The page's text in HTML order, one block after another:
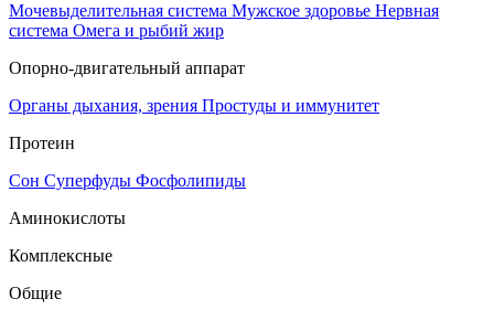
Мочевыделительная система Мужское здоровье Нервная
система Омега и рыбий жир
Опорно-двигательный аппарат
Органы дыхания, зрения Простуды и иммунитет
Протеин
Сон Суперфуды Фосфолипиды
Аминокислоты
Комплексные
Общие